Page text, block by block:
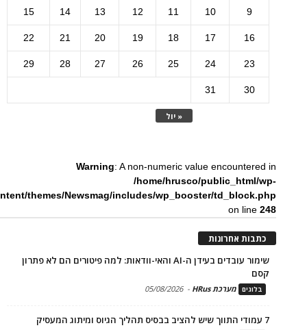
« יול
9
10
11
12
13
14
15
16
17
18
19
20
21
22
23
24
25
26
27
28
29
30
31
Warning: A non-numeric value encountered in
/home/hrusco/public_html/wp-
themes/Newsmag/includes/wp_booster/td_block.php
on line248
כתבות אחרונות
שימור עובדים בעידן ה-AI והאי-וודאות: למה פיטורים הם לא פתרון
קסם
בלוגים מערכת HRus -
05/08/2026
7 עמודי התווך שיש להציב בבסיס תהליך הגיוס ומיתוג המעסיק